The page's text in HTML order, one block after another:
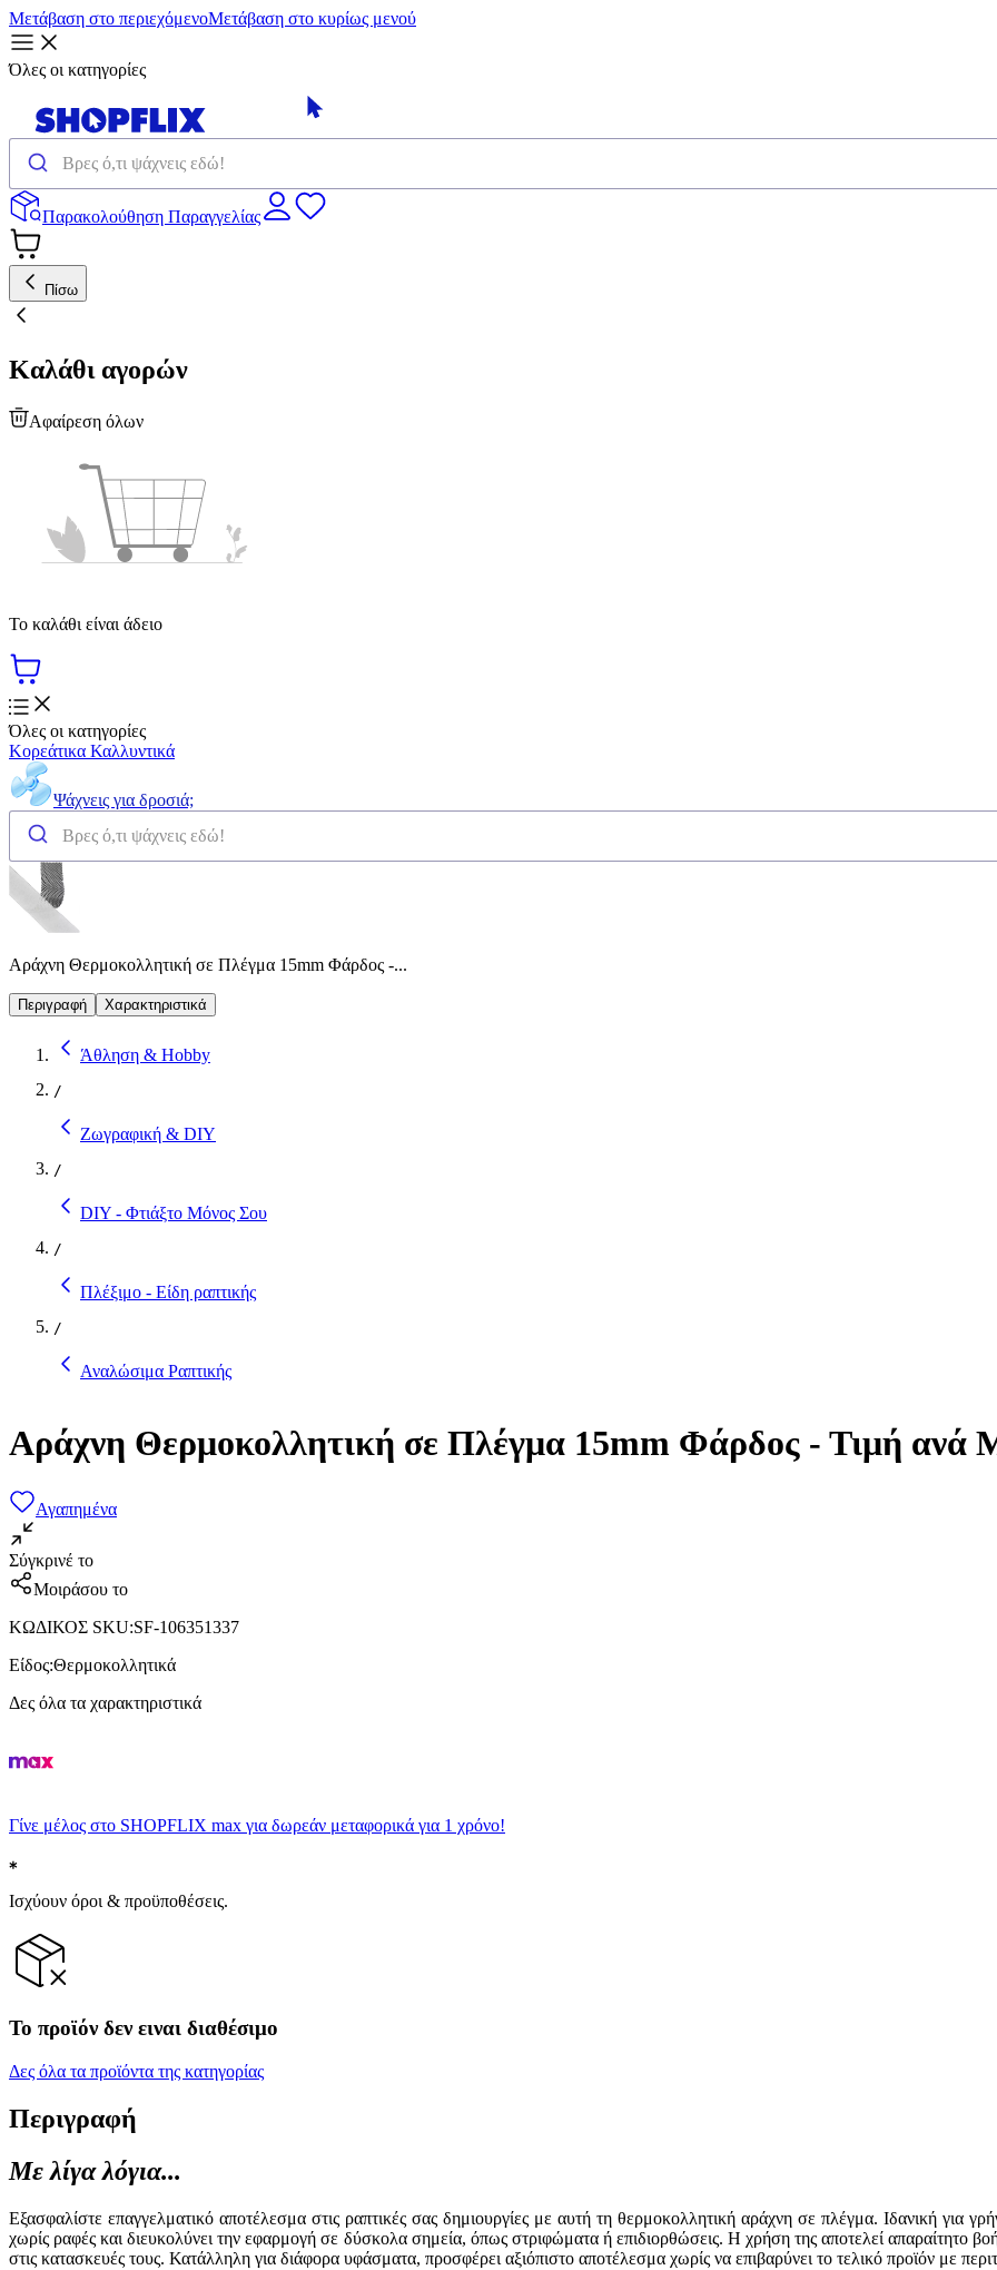
Μετάβαση στο περιεχόμενοΜετάβαση στο κυρίως μενού
Όλες οι κατηγορίες
Παρακολούθηση Παραγγελίας
Πίσω
Καλάθι αγορών
Αφαίρεση όλων
Το καλάθι είναι άδειο
Όλες οι κατηγορίες
Κορεάτικα Καλλυντικά
Ψάχνεις για δροσιά;
Αράχνη Θερμοκολλητική σε Πλέγμα 15mm Φάρδος -...
Περιγραφή Χαρακτηριστικά
Άθληση & Hobby
/
Ζωγραφική & DIY
/
DIY - Φτιάξτο Μόνος Σου
/
Πλέξιμο - Είδη ραπτικής
/
Αναλώσιμα Ραπτικής
Αράχνη Θερμοκολλητική σε Πλέγμα 15mm Φάρδος - Τιμή ανά
Αγαπημένα
Σύγκρινέ το
Μοιράσου το
ΚΩΔΙΚΟΣ SKU:SF-106351337
Είδος:Θερμοκολλητικά
Δες όλα τα χαρακτηριστικά
Γίνε μέλος στο SHOPFLIX max για δωρεάν μεταφορικά για 1 χρόνο!
Ισχύουν όροι & προϋποθέσεις.
Το προϊόν δεν ειναι διαθέσιμο
Δες όλα τα προϊόντα της κατηγορίας
Περιγραφή
Με λίγα λόγια...
Εξασφαλίστε επαγγελματικό αποτέλεσμα στις ραπτικές σας δημιουργίες με αυτή τη θερμοκολλητική αράχνη σε πλέγμα. Ιδανική για
χωρίς ραφές και διευκολύνει την εφαρμογή σε δύσκολα σημεία, όπως στριφώματα ή επιδιορθώσεις. Η χρήση της αποτελεί απαραίτητο
στις κατασκευές τους. Κατάλληλη για διάφορα υφάσματα, προσφέρει αξιόπιστο αποτέλεσμα χωρίς να επιβαρύνει το τελικό προϊόν με